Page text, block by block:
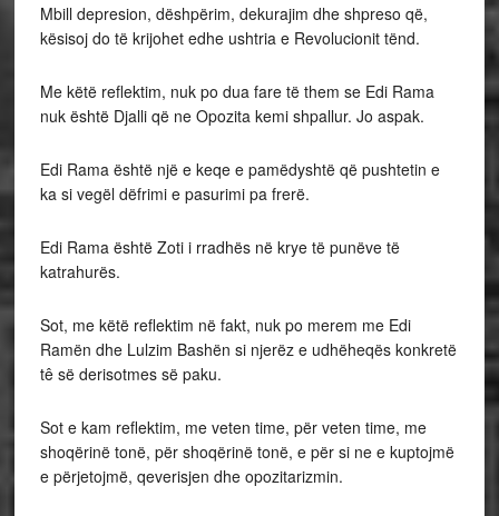
Mbill depresion, dëshpërim, dekurajim dhe shpreso që,
kësisoj do të krijohet edhe ushtria e Revolucionit tënd.
Me këtë reflektim, nuk po dua fare të them se Edi Rama
nuk është Djalli që ne Opozita kemi shpallur. Jo aspak.
Edi Rama është një e keqe e pamëdyshtë që pushtetin e
ka si vegël dëfrimi e pasurimi pa frerë.
Edi Rama është Zoti i rradhës në krye të punëve të
katrahurës.
Sot, me këtë reflektim në fakt, nuk po merem me Edi
Ramën dhe Lulzim Bashën si njerëz e udhëheqës konkretë
tê së derisotmes së paku.
Sot e kam reflektim, me veten time, për veten time, me
shoqërinë tonë, për shoqërinë tonë, e për si ne e kuptojmë
e përjetojmë, qeverisjen dhe opozitarizmin.